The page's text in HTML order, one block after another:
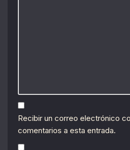
Recibir un correo electrónico
comentarios a esta entrada.